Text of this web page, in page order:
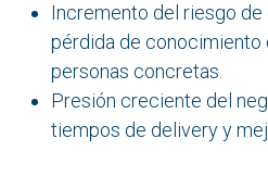
Incremento del riesgo de
pérdida de conocimiento
personas concretas.
Presión creciente del
tiempos de delivery y